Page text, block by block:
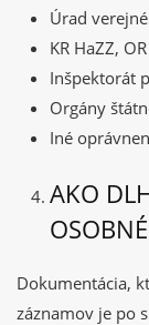
Úrad
KR HaZZ,
Inšpektorát
Orgány
Iné
AKO
Dokumentácia,
záznamov je po